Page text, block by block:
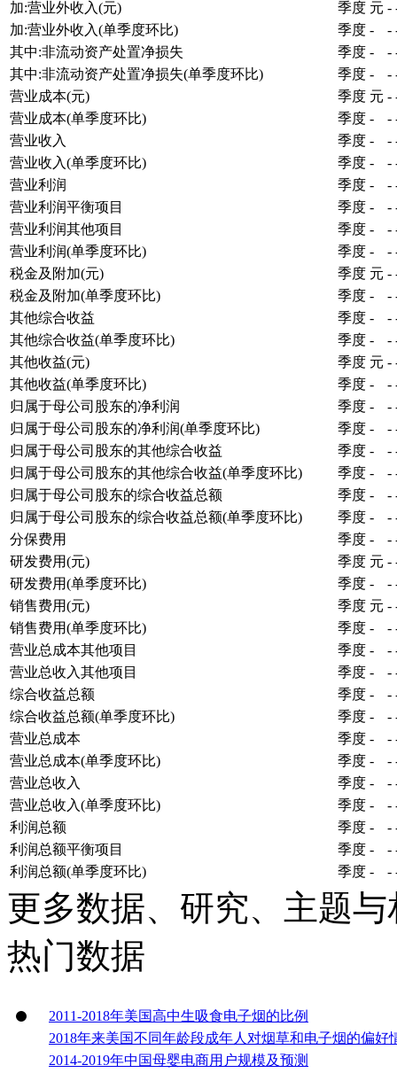
加:营业外收入(元) 季度 元 -
加:营业外收入(单季度环比)
季度 - -
其中:非流动资产处置净损失
季度 - -
其中:非流动资产处置净损失(单季度环比)
季度 - -
营业成本(元)
季度 元 -
营业成本(单季度环比)
季度 - -
营业收入
季度 - -
营业收入(单季度环比)
季度 - -
营业利润
季度 - -
营业利润平衡项目
季度 - -
营业利润其他项目
季度 - -
营业利润(单季度环比)
季度 - -
税金及附加(元)
季度 元 -
税金及附加(单季度环比)
季度 - -
其他综合收益
季度 - -
其他综合收益(单季度环比)
季度 - -
其他收益(元)
季度 元 -
其他收益(单季度环比)
季度 - -
归属于母公司股东的净利润
季度 - -
归属于母公司股东的净利润(单季度环比)
季度 - -
归属于母公司股东的其他综合收益
季度 - -
归属于母公司股东的其他综合收益(单季度环比)
季度 - -
归属于母公司股东的综合收益总额
季度 - -
归属于母公司股东的综合收益总额(单季度环比)
季度 - -
分保费用
季度 - -
研发费用(元)
季度 元 -
研发费用(单季度环比)
季度 - -
销售费用(元)
季度 元 -
销售费用(单季度环比)
季度 - -
营业总成本其他项目
季度 - -
营业总收入其他项目
季度 - -
综合收益总额
季度 - -
综合收益总额(单季度环比)
季度 - -
营业总成本
季度 - -
营业总成本(单季度环比)
季度 - -
营业总收入
季度 - -
营业总收入(单季度环比)
季度 - -
利润总额
季度 - -
利润总额平衡项目
季度 - -
利润总额(单季度环比)
季度 - -
更多数据、研究、主题
热门数据
2011-2018年美国高中生吸食电子烟的比例
2018年来美国不同年龄段成年人对烟草和电子烟的偏好
2014-2019年中国母婴电商用户规模及预测